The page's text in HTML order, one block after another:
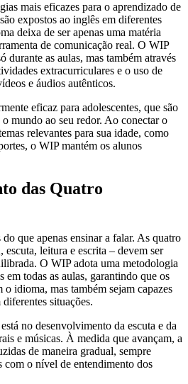
mais eficazes para o aprendizado de
expostos ao inglês em diferentes
deixa de ser apenas uma matéria
de comunicação real. O WIP
durante as aulas, mas também através
extracurriculares e o uso de
e áudios autênticos.
eficaz para adolescentes, que são
mundo ao seu redor. Ao conectar o
relevantes para sua idade, como
o WIP mantém os alunos
das Quatro
que apenas ensinar a falar. As quatro
escuta, leitura e escrita – devem ser
O WIP adota uma metodologia
em todas as aulas, garantindo que os
o idioma, mas também sejam capazes
situações.
no desenvolvimento da escuta e da
e músicas. À medida que avançam, a
de maneira gradual, sempre
com o nível de entendimento dos